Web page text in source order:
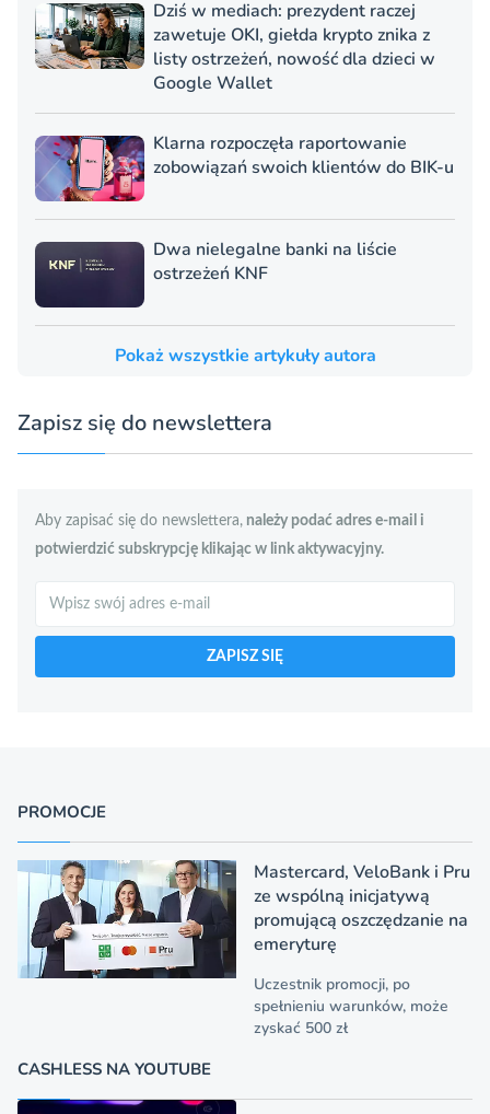
Dziś w mediach: prezydent raczej
zawetuje OKI, giełda krypto znika z
listy ostrzeżeń, nowość dla dzieci w
Google Wallet
Klarna rozpoczęła raportowanie
zobowiązań swoich klientów do BIK-u
Dwa nielegalne banki na liście
ostrzeżeń KNF
Pokaż wszystkie artykuły autora
Zapisz się do newslettera
Aby zapisać się do newslettera, należy podać adres e-mail i
potwierdzić subskrypcję klikając w link aktywacyjny.
ZAPISZ SIĘ
PROMOCJE
Mastercard, VeloBank i Pru
ze wspólną inicjatywą
promującą oszczędzanie na
emeryturę
Uczestnik promocji, po
spełnieniu warunków, może
zyskać 500 zł
CASHLESS NA YOUTUBE